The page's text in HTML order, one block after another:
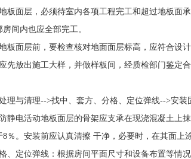
面层，必须待室内各项工程完工和超过地板面
间内也应全部完工。
面层前，要检查核对地面面层标高，应符合设计
放出施工大样，并做样板间，经质检部门鉴定合
与清理-->找中、套方、分格、定位弹线-->安
静电活动地板面层的骨架应支承在现浇混凝土上
％。安装前应认真清擦 干净，必要时，在其面上
定位弹线：根据房间平面尺寸和设备布置等情况